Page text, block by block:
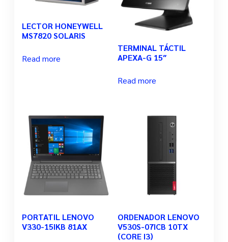
LECTOR HONEYWELL
MS7820 SOLARIS
Read more
TERMINAL TÁCTIL
APEXA-G 15″
Read more
PORTATIL LENOVO
V330-15IKB 81AX
ORDENADOR LENOVO
V530S-07ICB 10TX
(CORE I3)